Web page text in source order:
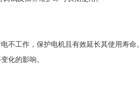
工作，保护电机且有效延长其使用寿命。
化的影响。